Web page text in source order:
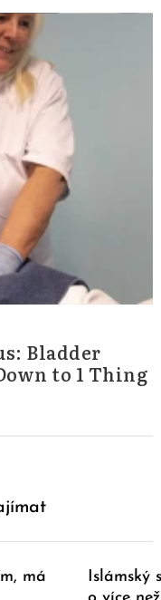
Bladder
to 1 Thing
má